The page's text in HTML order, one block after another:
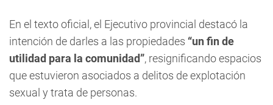
En el texto oficial, el Ejecutivo provincial destacó la
intención de darles a las propiedades “un fin de
utilidad para la comunidad”, resignificando espacios
que estuvieron asociados a delitos de explotación
sexual y trata de personas.